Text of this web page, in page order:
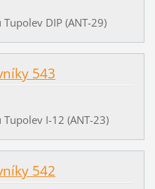
DIP (ANT-29)
543
I-12 (ANT-23)
542